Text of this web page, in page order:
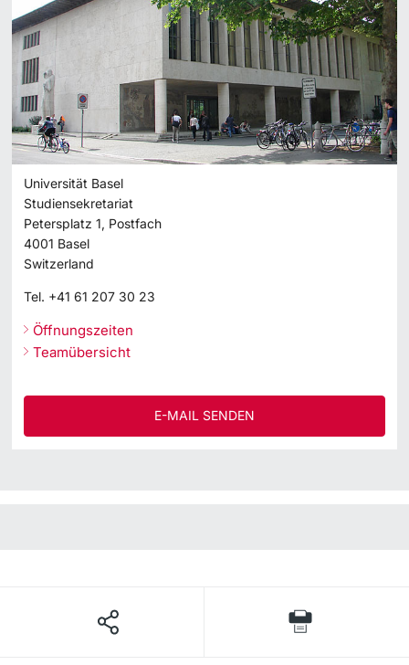
Universität Basel
Studiensekretariat
Petersplatz 1, Postfach
4001 Basel
Switzerland
Tel. +41 61 207 30 23
Öffnungszeiten
Teamübersicht
E-MAIL SENDEN